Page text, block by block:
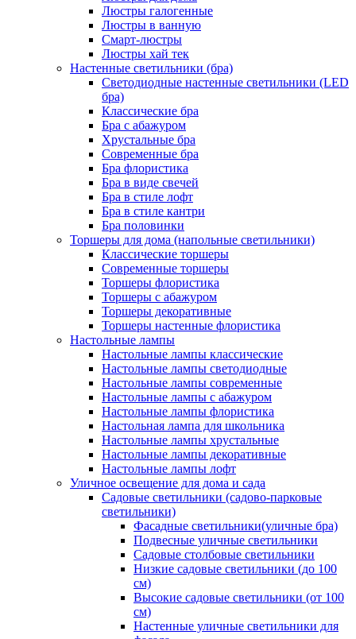
Люстры галогенные
Люстры в ванную
Смарт-люстры
Люстры хай тек
Настенные светильники (бра)
Светодиодные настенные светильники (LED
бра)
Классические бра
Бра с абажуром
Хрустальные бра
Современные бра
Бра флористика
Бра в виде свечей
Бра в стиле лофт
Бра в стиле кантри
Бра половинки
Торшеры для дома (напольные светильники)
Классические торшеры
Современные торшеры
Торшеры флористика
Торшеры с абажуром
Торшеры декоративные
Торшеры настенные флористика
Настольные лампы
Настольные лампы классические
Настольные лампы светодиодные
Настольные лампы современные
Настольные лампы с абажуром
Настольные лампы флористика
Настольная лампа для школьника
Настольные лампы хрустальные
Настольные лампы декоративные
Настольные лампы лофт
Уличное освещение для дома и сада
Садовые светильники (садово-парковые
светильники)
Фасадные светильники(уличные бра)
Подвесные уличные светильники
Садовые столбовые светильники
Низкие садовые светильники (до 100
см)
Высокие садовые светильники (от 100
см)
Настенные уличные светильники для